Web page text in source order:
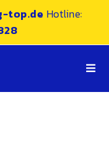
top.de Hotline: